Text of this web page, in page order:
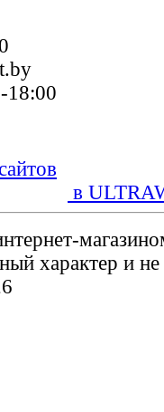
18:00
в
характер и не